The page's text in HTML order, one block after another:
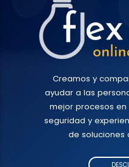
Creamos y
ayudar a las
mejor procesos en
seguridad y
de soluciones